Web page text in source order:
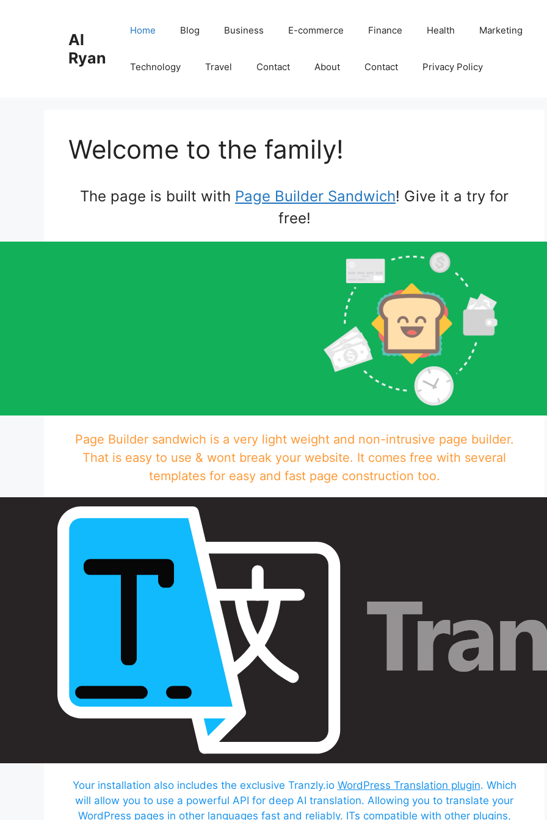
Al
Ryan
Home Blog Business E-commerce Finance Health Marketing
Technology Travel Contact About Contact Privacy Policy
Welcome to the family!
The page is built with Page Builder Sandwich! Give it a try for
free!
Page Builder sandwich is a very light weight and non-intrusive page builder.
That is easy to use & wont break your website. It comes free with several
templates for easy and fast page construction too.
Your installation also includes the exclusive Tranzly.io WordPress Translation plugin. Which
will allow you to use a powerful API for deep AI translation. Allowing you to translate your
WordPress pages in other languages fast and reliably. ITs compatible with other plugins,